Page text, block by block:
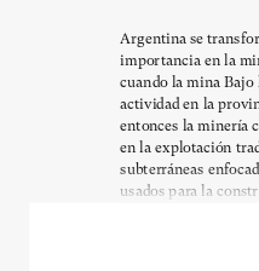
Argentina se
importancia en la
cuando la mina
actividad en la
entonces la minería
en la explotación
subterráneas
usados para la